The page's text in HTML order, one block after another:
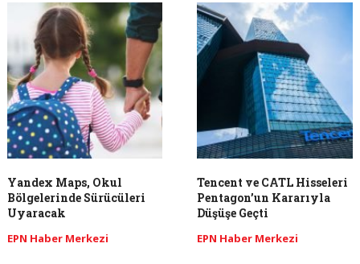
Yandex Maps, Okul
Bölgelerinde Sürücüleri
Uyaracak
EPN Haber Merkezi
Tencent ve CATL Hisseleri
Pentagon’un Kararıyla
Düşüşe Geçti
EPN Haber Merkezi